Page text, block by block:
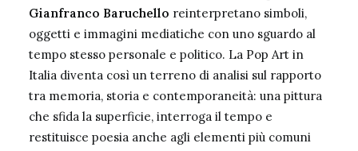
Gianfranco Baruchello reinterpretano simboli,
oggetti e immagini mediatiche con uno sguardo al
tempo stesso personale e politico. La Pop Art in
Italia diventa così un terreno di analisi sul rapporto
tra memoria, storia e contemporaneità: una pittura
che sfida la superficie, interroga il tempo e
restituisce poesia anche agli elementi più comuni